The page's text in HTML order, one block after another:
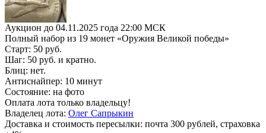
Аукцион до 04.11.2025 года 22:00 МСК
Полный набор из 19 монет «Оружия Великой победы»
Старт: 50 руб.
Шаг: 50 руб. и кратно.
Блиц: нет.
Антиснайпер: 10 минут
Состояние: на фото
Оплата лота только владельцу!
Владелец лота: Олег Сапрыкин
Доставка и стоимость пересылки: почта 300 рублей, страховка